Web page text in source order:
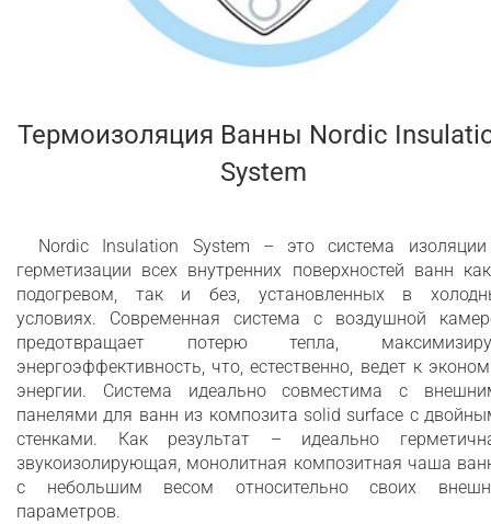
Термоизоляция Ванны Nordic
System
Nordic Insulation System – это система
герметизации всех внутренних поверхностей ванн
подогревом, так и без, установленных в
условиях. Современная система с воздушной
предотвращает потерю тепла,
энергоэффективность, что, естественно, ведет к
энергии. Система идеально совместима с
панелями для ванн из композита solid surface с
стенками. Как результат – идеально
звукоизолирующая, монолитная композитная чаша
с небольшим весом относительно своих
параметров.